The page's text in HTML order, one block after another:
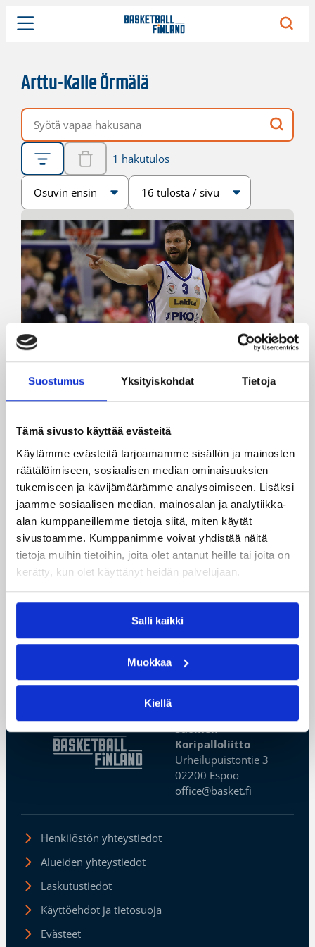
Suostumus Yksityiskohdat Tietoja
Tämä sivusto käyttää evästeitä
Käytämme evästeitä tarjoamamme sisällön ja mainosten
räätälöimiseen, sosiaalisen median ominaisuuksien
tukemiseen ja kävijämäärämme analysoimiseen. Lisäksi
jaamme sosiaalisen median, mainosalan ja analytiikka-
alan kumppaneillemme tietoja siitä, miten käytät
sivustoamme. Kumppanimme voivat yhdistää näitä
tietoja muihin tietoihin, joita olet antanut heille tai joita on
kerätty, kun olet käyttänyt heidän palvelujaan.
Salli kaikki
Muokkaa
Kiellä
Arttu-Kalle Örmälä
Vapaa hakusana
1 hakutulos
Järjestys
Sivukoko
Miesten I divisioona A 04.10.2018 12:44
Miesten I divisioona A
pyörähtää käyntiin
Miesten I divisioona A starttaa tänään torstaina
mielenkiintoisella paikalliskamppailulla, jossa
kohtaavat viime kauden finalisti HBA-Märsky
sekä villillä kortilla sarjaan noussut Helsingin
NMKY. Kaikki 12 joukkuetta pääsevät tositoimiin
seuraaminen on alkavalla kaudella entistä
helpompaa, sillä kaikki runkosarjan ottelut ovat
nähtävissä Elisa Viihteen kanavilla.
← 1 →
Suomen
Koripalloliitto
Urheilupuistontie 3
02200 Espoo
office@basket.fi
Henkilöstön yhteystiedot
Alueiden yhteystiedot
Laskutustiedot
Käyttöehdot ja tietosuoja
Evästeet